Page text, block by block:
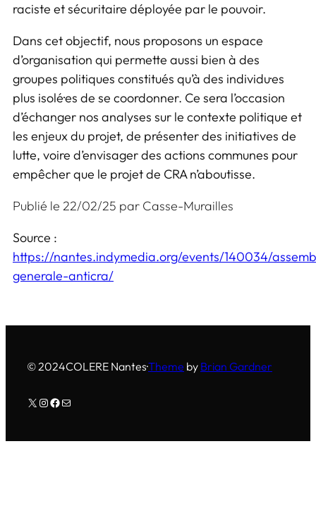
raciste et sécuritaire déployée par le pouvoir.
Dans cet objectif, nous proposons un espace
d’organisation qui permette aussi bien à des
groupes politiques constitués qu’à des individu·es
plus isolé·es de se coordonner. Ce sera l’occasion
d’échanger nos analyses sur le contexte politique et
les enjeux du projet, de présenter des initiatives de
lutte, voire d’envisager des actions communes pour
empêcher que le projet de CRA n’aboutisse.
Publié le 22/02/25 par Casse-Murailles
Source :
https://nantes.indymedia.org/events/140034/
generale-anticra/
© 2024COLERE Nantes·Theme by Brian Gardner
X Instagram
Facebook
E-mail